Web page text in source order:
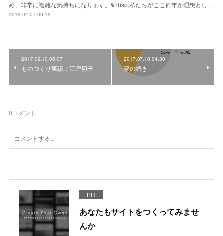
め、非常に複雑な気持ちになります。&nbsp;私たちがここ何年か理想とし…
2018.04.07 09:19
2017.09.10 05:07
ものつくり実績：江戸切子
2017.07.18 04:30
夢の続き
0コメント
PR
あなたもサイトをつくってみませ
んか